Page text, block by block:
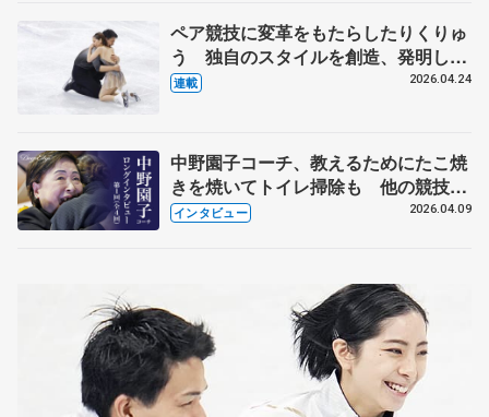
ペア競技に変革をもたらしたりくりゅ
う 独自のスタイルを創造、発明した
【引退発表後②】
連載 2026.04.24
中野園子コーチ、教えるためにたこ焼
きを焼いてトイレ掃除も 他の競技に
も通用するという坂本花織の筋肉
インタビュー 2026.04.09